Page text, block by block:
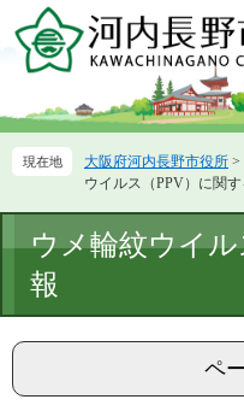
ー
先
ニ
を
て
大阪府河内長野市役所 >
ウイルス（PPV）に関
文
ウメ輪紋ウイ
報
ペ